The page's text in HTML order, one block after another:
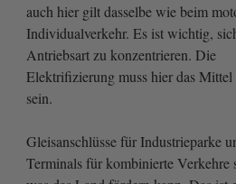
auch hier gilt dasselbe wie beim
Individualverkehr. Es ist wichtig,
Antriebsart zu konzentrieren. Die
Elektrifizierung muss hier das Mittel
sein.
Gleisanschlüsse für Industrieparke
Terminals für kombinierte Verkehre